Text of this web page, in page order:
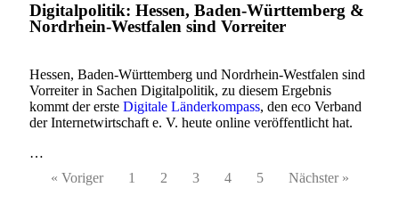
Digitalpolitik: Hessen, Baden-Württemberg &
Nordrhein-Westfalen sind Vorreiter
Hessen, Baden-Württemberg und Nordrhein-Westfalen sind
Vorreiter in Sachen Digitalpolitik, zu diesem Ergebnis
kommt der erste Digitale Länderkompass, den eco Verband
der Internetwirtschaft e. V. heute online veröffentlicht hat.
…
« Voriger
1 2 3 4 5 Nächster »